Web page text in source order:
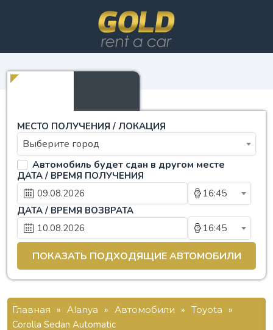
МЕСТО ПОЛУЧЕНИЯ / ЛОКАЦИЯ
Выберите город
Автомобиль будет сдан в другом месте
ДАТА / ВРЕМЯ ПОЛУЧЕНИЯ
16:45
ДАТА / ВРЕМЯ ВОЗВРАТА
16:45
Главная » Alanya » Автомобили » Toyota
»
Corolla Sedan Automatic